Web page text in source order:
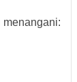
menangani: